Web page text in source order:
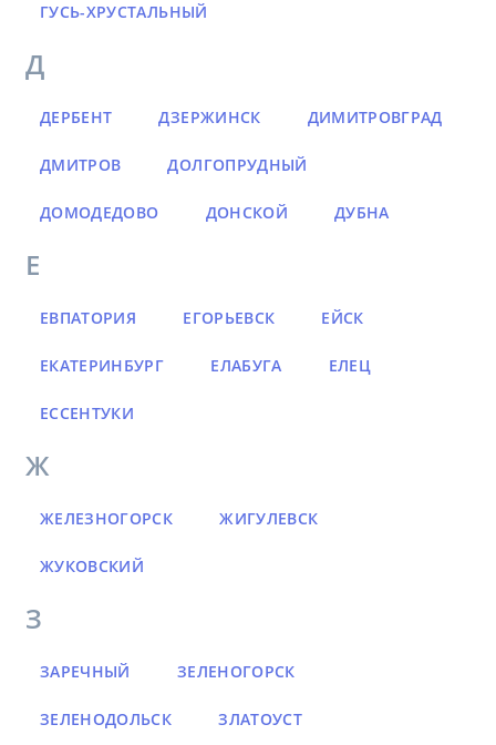
ГУСЬ-ХРУСТАЛЬНЫЙ
Д
ДЕРБЕНТ ДЗЕРЖИНСК ДИМИТРОВГРАД
ДМИТРОВ ДОЛГОПРУДНЫЙ
ДОМОДЕДОВО ДОНСКОЙ ДУБНА
Е
ЕВПАТОРИЯ ЕГОРЬЕВСК ЕЙСК
ЕКАТЕРИНБУРГ ЕЛАБУГА ЕЛЕЦ
ЕССЕНТУКИ
Ж
ЖЕЛЕЗНОГОРСК ЖИГУЛЕВСК
ЖУКОВСКИЙ
З
ЗАРЕЧНЫЙ ЗЕЛЕНОГОРСК
ЗЕЛЕНОДОЛЬСК ЗЛАТОУСТ